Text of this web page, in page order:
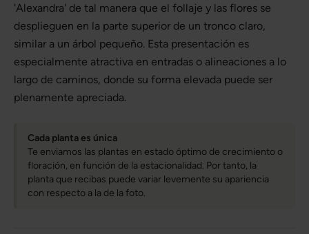
'Alexandra' de tal manera que el follaje y las flores se
desplieguen en la parte superior de un tronco claro,
similar a un árbol pequeño. Esta presentación es
especialmente atractiva en entradas o alineaciones a lo
largo de caminos, donde su forma elevada puede ser
plenamente apreciada.
Cada planta es única
Te enviamos las plantas en estado óptimo de crecimiento o
floración, en función de la estacionalidad. Por tanto, la
planta que recibas puede variar levemente su apariencia
con respecto a la de la foto.